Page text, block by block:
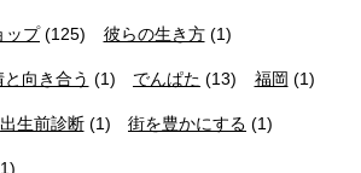
ップ(125) 彼らの生き方(1)
と向き合う (1) でんぱた (13) 福岡 (1)
出生前診断(1) 街を豊かにする (1)